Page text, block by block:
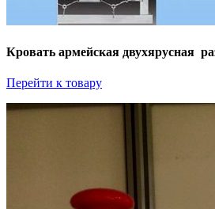
Кровать армейская двухярусная
Перейти к товару